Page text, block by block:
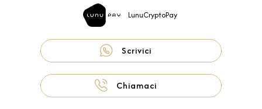
LunuCryptoPay
Scrivici
Chiamaci